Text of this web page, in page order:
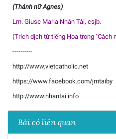
(Thánh nữ Agnes)
Lm. Giuse Maria Nhân Tài, csjb.
(Trích dịch từ tiếng Hoa trong "Cách
----------
http://www.vietcatholic.net
https://www.facebook.com/jmtaiby
http://www.nhantai.info
Bài có liên quan